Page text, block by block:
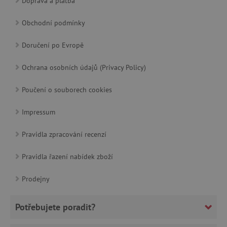
Obchodní podmínky
Doručení po Evropě
Ochrana osobních údajů (Privacy Policy)
Poučení o souborech cookies
Impressum
Pravidla zpracování recenzí
Pravidla řazení nabídek zboží
Prodejny
Potřebujete poradit?
CookieScriptConsent